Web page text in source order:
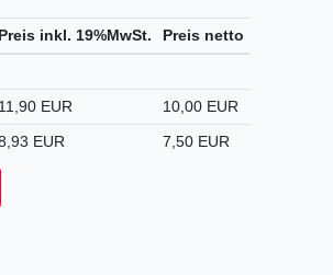
Preis inkl. 19%MwSt. Preis netto
11,90 EUR
10,00 EUR
EUR 7,50 EUR